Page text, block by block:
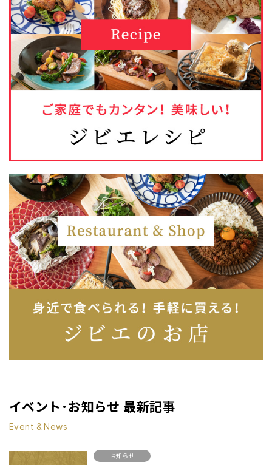
イベント･お知らせ 最新記事
Event & News
お知らせ